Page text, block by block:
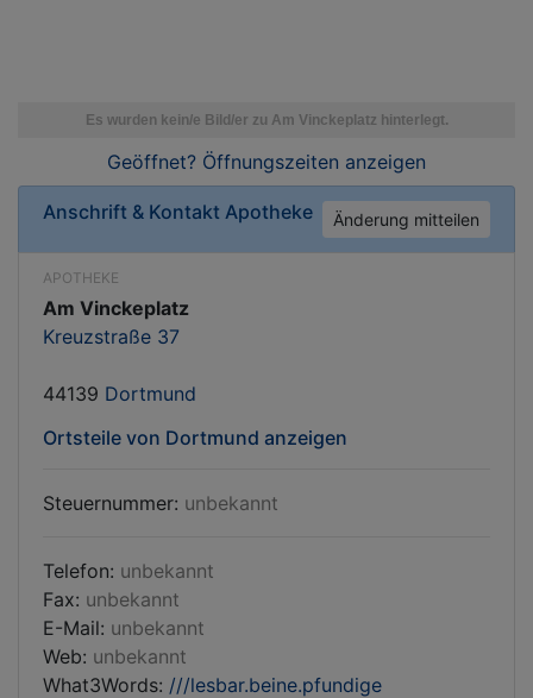
Geöffnet? Öffnungszeiten anzeigen
Anschrift & Kontakt Apotheke Änderung mitteilen
APOTHEKE
Am Vinckeplatz
Kreuzstraße 37
44139 Dortmund
Ortsteile von Dortmund anzeigen
Steuernummer: unbekannt
Telefon: unbekannt
Fax: unbekannt
E-Mail: unbekannt
Web: unbekannt
What3Words: ///lesbar.beine.pfundige